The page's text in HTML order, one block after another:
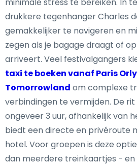
drukkere tegenhanger Charles
gemakkelijker te navigeren en
zegen als je bagage draagt of
arriveert. Veel festivalgangers
taxi te boeken vanaf Paris
Tomorrowland om complexe
verbindingen te vermijden. De
ongeveer 3 uur, afhankelijk van
biedt een directe en privéroute
hotel. Voor groepen is deze
dan meerdere treinkaartjes - en